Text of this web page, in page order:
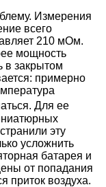
Измерения
всего
210 мОм.
мощность
в закрытом
примерно
Для ее
эту
усложнить
батарея и
от попадания
приток воздуха.